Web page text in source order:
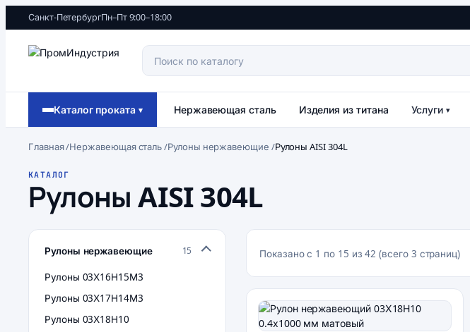
Санкт-ПетербургПн–Пт 9:00–18:00
Каталог проката ▾ Нержавеющая сталь Изделия из титана Услуги ▾
Главная/Нержавеющая сталь/Рулоны нержавеющие /Рулоны AISI 304L
КАТАЛОГ
Рулоны AISI 304L
Рулоны нержавеющие 15
Рулоны 03Х16Н15М3
Рулоны 03Х17Н14М3
Рулоны 03Х18Н10
Показано с 1 по 15 из 42 (всего 3 страниц)